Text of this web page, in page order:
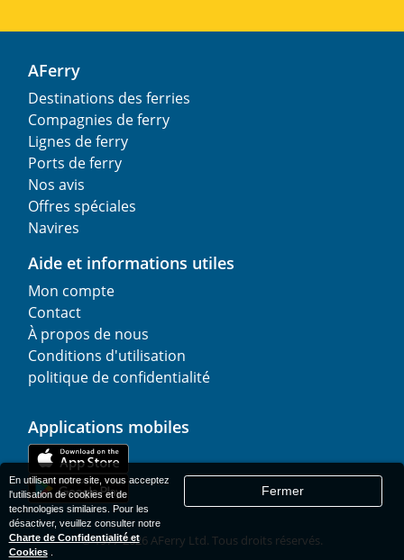
AFerry
Destinations des ferries
Compagnies de ferry
Lignes de ferry
Ports de ferry
Nos avis
Offres spéciales
Navires
Aide et informations utiles
Mon compte
Contact
À propos de nous
Conditions d'utilisation
politique de confidentialité
Applications mobiles
© 1977-2026AFerry Ltd. Tous droits réservés.
En utilisant notre site, vous acceptez
l'utilisation de cookies et de
technologies similaires. Pour les
désactiver, veuillez consulter notre
Charte de Confidentialité et
Cookies.
Fermer